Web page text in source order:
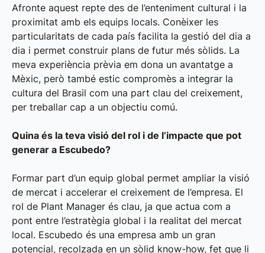
Afronte aquest repte des de l’enteniment cultural i la
proximitat amb els equips locals. Conèixer les
particularitats de cada país facilita la gestió del dia a
dia i permet construir plans de futur més sòlids. La
meva experiència prèvia em dona un avantatge a
Mèxic, però també estic compromès a integrar la
cultura del Brasil com una part clau del creixement,
per treballar cap a un objectiu comú.
Quina és la teva visió del rol i de l’impacte que pot
generar a Escubedo?
Formar part d’un equip global permet ampliar la visió
de mercat i accelerar el creixement de l’empresa. El
rol de Plant Manager és clau, ja que actua com a
pont entre l’estratègia global i la realitat del mercat
local. Escubedo és una empresa amb un gran
potencial, recolzada en un sòlid know-how, fet que li